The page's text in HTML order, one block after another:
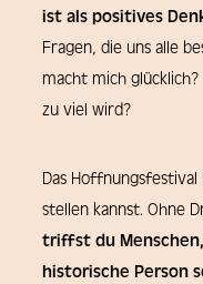
ist als positives
Fragen, die uns alle
macht mich
zu viel wird?
Das
stellen kannst. Ohne
triffst du
historische Person